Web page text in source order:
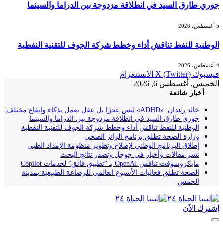
جوري طارق السيد في انطلاقة مزدوجة بين الدراما والسينما
الوطنية للنفط تناقش أداء وخطط شركة الجوف للتقنية النفطية
فيسبوك X (Twitter) الانستغرام
الخميس, أغسطس 6, 2026
أخبار شائعة
خالد رغدان: «ADHD» ليس عجزا بل عقل يعمل بذكاء وإيقاع مختلف
جوري طارق السيد في انطلاقة مزدوجة بين الدراما والسينما
الوطنية للنفط تناقش أداء وخطط شركة الجوف للتقنية النفطية
وزارة الصحة تطلق برنامج الزائر الصحي
إطلاق البرنامج الوطني لإصلاح وتطوير منظومة الإمداد الطبي
نشر مقالات وأخبار في جوجل وتصدر نتائج البحث
مايكروسوفت تنافس OpenAI بـ “تطبيق فائق” لخدمات Copilot
الصحة تطلق فعاليات الأسبوع العالمي للرضاعة الطبيعية بمدينة
الخمس
إشترك الآن